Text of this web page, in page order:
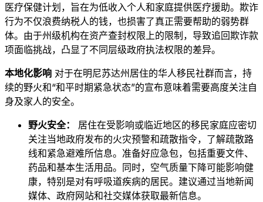
医疗保健计划，旨在为低收入个人和家庭提供医疗援助。欺诈
行为不仅浪费纳税人的钱，也损害了真正需要帮助的弱势群
体。由于州级机构在资产查封权限上的限制，导致追回欺诈款
项面临挑战，凸显了不同层级政府执法权限的差异。
本地化影响 对于在明尼苏达州居住的华人移民社群而言，持
续的野火和“和平时期紧急状态”的宣布意味着需要高度关注自
身及家人的安全。
野火安全：
居住在受影响或临近地区的移民家庭应密切
关注当地政府发布的火灾预警和疏散指令，了解疏散路
线和紧急避难所信息。准备好应急包，包括重要文件、
药品和基本生活用品。同时，空气质量下降可能影响健
康，特别是对有呼吸道疾病的居民。建议通过当地新闻
媒体、政府网站和社交媒体获取最新信息。